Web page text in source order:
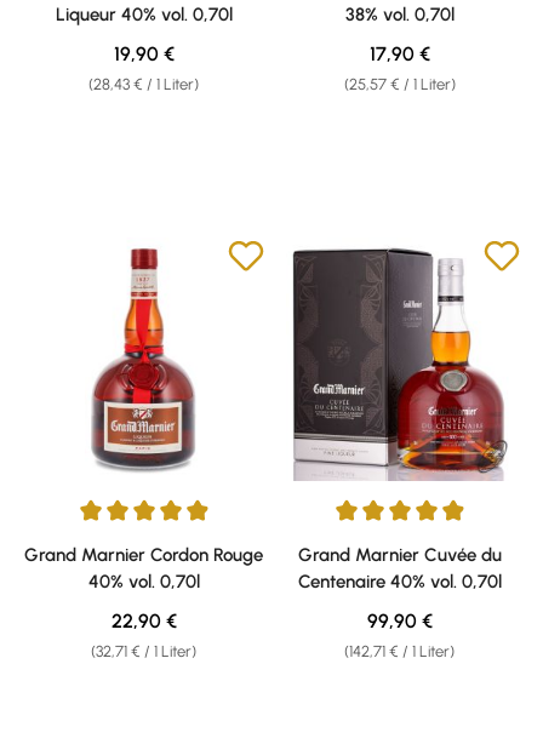
Liqueur 40% vol. 0,70l
(28,43 € / 1 Liter)
Regulärer Preis:
19,90 €
38% vol. 0,70l
(25,57 € / 1 Liter)
Regulärer Preis:
17,90 €
Durchschnittliche Bewertung von 4.92 von 5 Sternen
Grand Marnier Cordon Rouge
40% vol. 0,70l
(32,71 € / 1 Liter)
Regulärer Preis:
22,90 €
Durchschnittliche Bewertung
Grand Marnier Cuvée du
Centenaire 40% vol. 0,70l
(142,71 € / 1 Liter)
Regulärer Preis:
99,90 €